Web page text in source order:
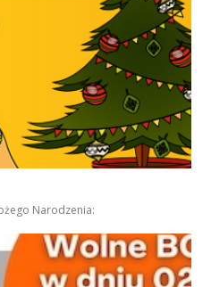
Narodzenia: